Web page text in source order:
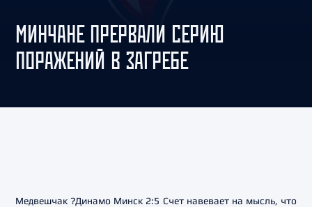
МИНЧАНЕ ПРЕРВАЛИ СЕРИЮ
ПОРАЖЕНИЙ В ЗАГРЕБЕ
Медвешчак ?Динамо Минск 2:5 Счет навевает на мысль, что